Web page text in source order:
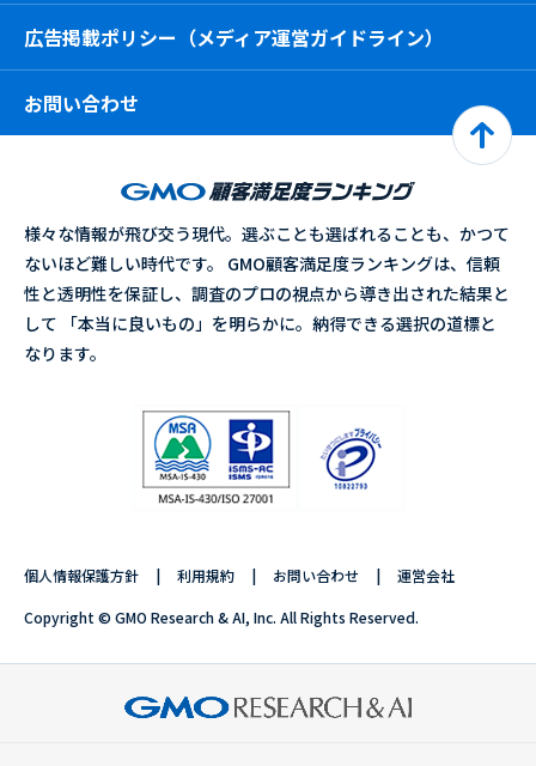
広告掲載ポリシー（メディア運営ガイドライン）
お問い合わせ
様々な情報が飛び交う現代。選ぶことも選ばれることも、かつて
ないほど難しい時代です。 GMO顧客満足度ランキングは、信頼
性と透明性を保証し、調査のプロの視点から導き出された結果と
して 「本当に良いもの」を明らかに。納得できる選択の道標と
なります。
個人情報保護方針 利用規約 お問い合わせ 運営会社
Copyright © GMO Research & AI, Inc. All Rights Reserved.